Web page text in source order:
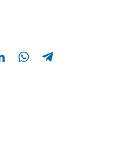
Compartir en Whatsapp